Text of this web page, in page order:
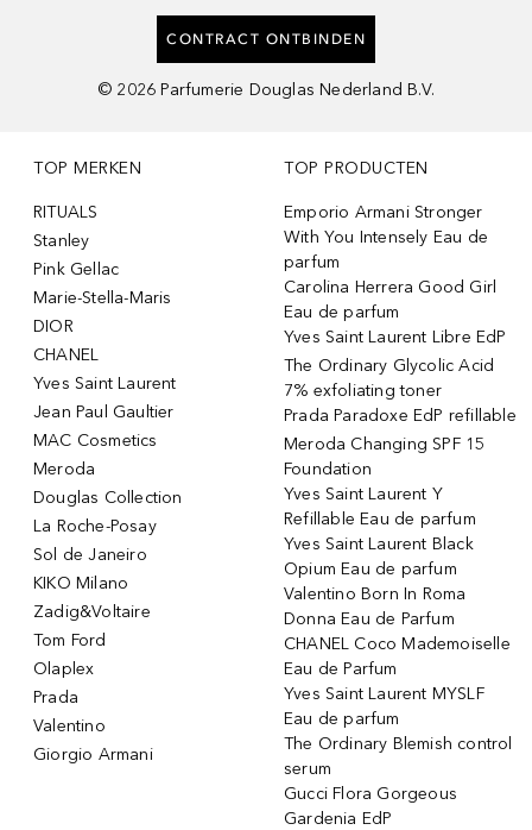
CONTRACT ONTBINDEN
© 2026 Parfumerie Douglas Nederland B.V.
TOP MERKEN
RITUALS
Stanley
Pink Gellac
Marie-Stella-Maris
DIOR
CHANEL
Yves Saint Laurent
Jean Paul Gaultier
MAC Cosmetics
Meroda
Douglas Collection
La Roche-Posay
Sol de Janeiro
KIKO Milano
Zadig&Voltaire
Tom Ford
Olaplex
Prada
Valentino
Giorgio Armani
TOP PRODUCTEN
Emporio Armani Stronger
With You Intensely Eau de
parfum
Carolina Herrera Good Girl
Eau de parfum
Yves Saint Laurent Libre EdP
The Ordinary Glycolic Acid
7% exfoliating toner
Prada Paradoxe EdP refillable
Meroda Changing SPF 15
Foundation
Yves Saint Laurent Y
Refillable Eau de parfum
Yves Saint Laurent Black
Opium Eau de parfum
Valentino Born In Roma
Donna Eau de Parfum
CHANEL Coco Mademoiselle
Eau de Parfum
Yves Saint Laurent MYSLF
Eau de parfum
The Ordinary Blemish control
serum
Gucci Flora Gorgeous
Gardenia EdP